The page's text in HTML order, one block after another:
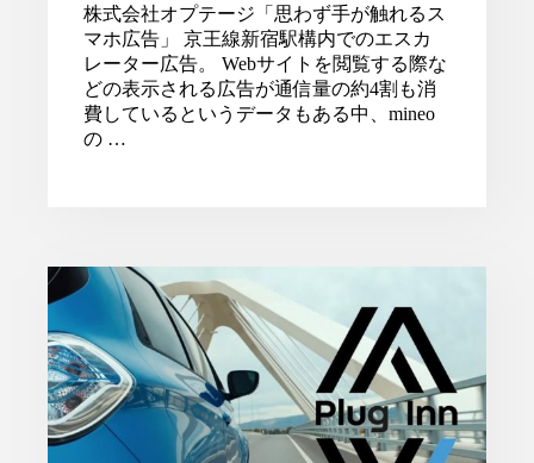
株式会社オプテージ「思わず手が触れるス
マホ広告」 京王線新宿駅構内でのエスカ
レーター広告。 Webサイトを閲覧する際な
どの表示される広告が通信量の約4割も消
費しているというデータもある中、mineo
の …